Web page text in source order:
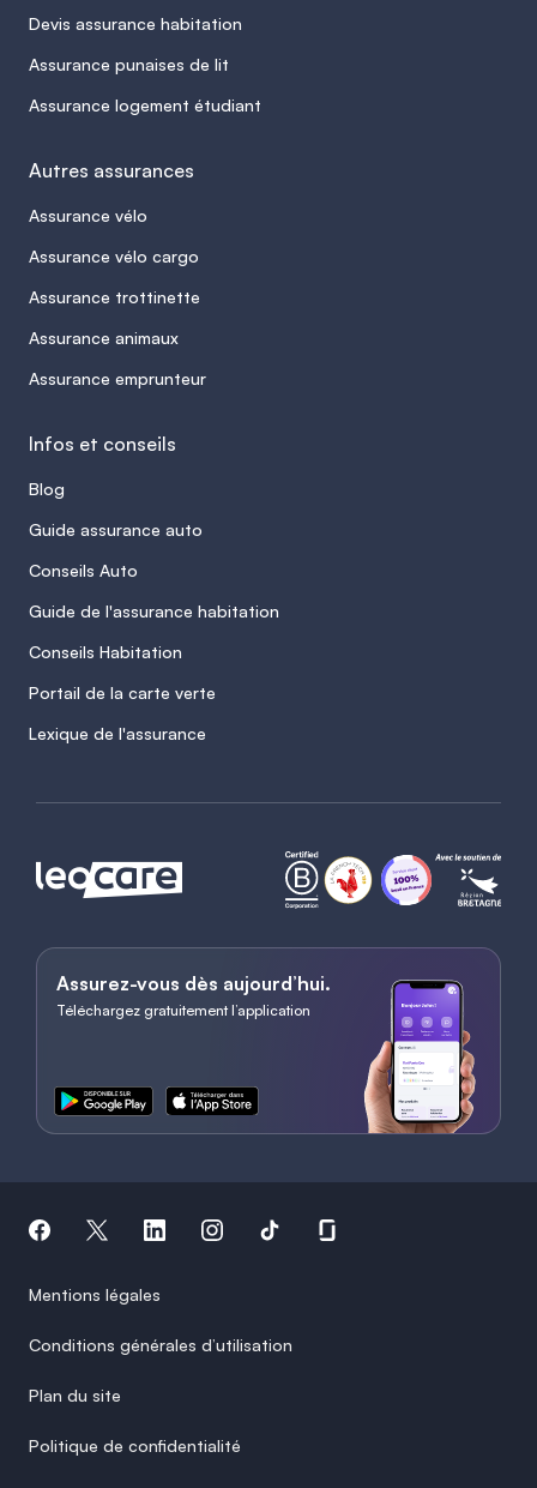
Devis assurance habitation
Assurance punaises de lit
Assurance logement étudiant
Autres assurances
Assurance vélo
Assurance vélo cargo
Assurance trottinette
Assurance animaux
Assurance emprunteur
Infos et conseils
Blog
Guide assurance auto
Conseils Auto
Guide de l'assurance habitation
Conseils Habitation
Portail de la carte verte
Lexique de l'assurance
Assurez-vous dès aujourd’hui.
Téléchargez gratuitement l’application
Mentions légales
Conditions générales d’utilisation
Plan du site
Politique de confidentialité